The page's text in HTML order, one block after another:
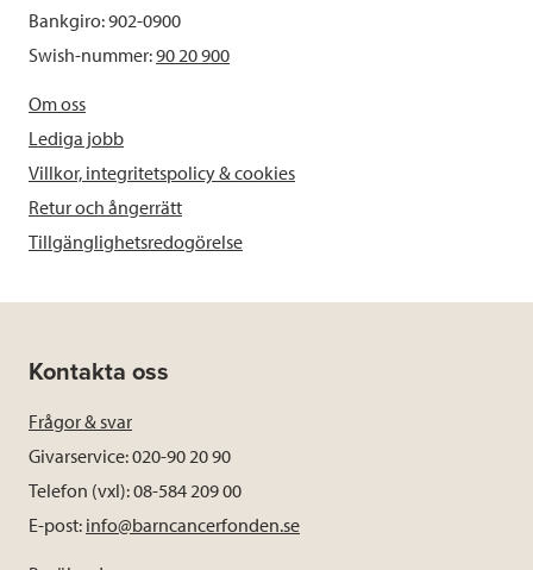
Bankgiro: 902-0900
Swish-nummer:90 20 900
Om oss
Lediga jobb
Villkor, integritetspolicy & cookies
Retur och ångerrätt
Tillgänglighetsredogörelse
Kontakta oss
Frågor & svar
Givarservice: 020-90 20 90
Telefon (vxl): 08-584 209 00
E-post: info@barncancerfonden.se